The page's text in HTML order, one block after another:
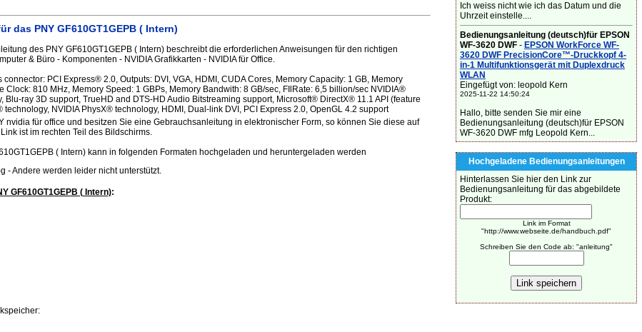
das PNY GF610GT1GEPB ( Intern)
des PNY GF610GT1GEPB ( Intern) beschreibt die erforderlichen Anweisungen für den richtigen
& Büro - Komponenten - NVIDIA Grafikkarten - NVIDIA für Office.
connector: PCI Express® 2.0, Outputs: DVI, VGA, HDMI, CUDA Cores, Memory Capacity: 1 GB, Memory
Clock: 810 MHz, Memory Speed: 1 GBPs, Memory Bandwith: 8 GB/sec, FIlRate: 6,5 billion/sec NVIDIA®
Blu-ray 3D support, TrueHD and DTS-HD Audio Bitstreaming support, Microsoft® DirectX® 11.1 API (feature
technology, NVIDIA PhysX® technology, HDMI, Dual-link DVI, PCI Express 2.0, OpenGL 4.2 support
nvidia für office und besitzen Sie eine Gebrauchsanleitung in elektronischer Form, so können Sie diese auf
ist im rechten Teil des Bildschirms.
( Intern) kann in folgenden Formaten hochgeladen und heruntergeladen werden
- Andere werden leider nicht unterstützt.
GF610GT1GEPB ( Intern):
Ich weiss nicht wie ich das Datum und die
Uhrzeit einstelle....
Bedienungsanleitung (deutsch)für EPSON
WF-3620 DWF - EPSON WorkForce WF-
3620 DWF PrecisionCore™-Druckkopf 4-
in-1 Multifunktionsgerät mit Duplexdruck
WLAN
Eingefügt von: leopold Kern
2025-11-22 14:50:24
Hallo, bitte senden Sie mir eine
Bedienungsanleitung (deutsch)für EPSON
WF-3620 DWF mfg Leopold Kern...
Hochgeladene Bedienungsanleitungen
Hinterlassen Sie hier den Link zur
Bedienungsanleitung für das abgebildete
Produkt:
Link im Format
"http://www.webseite.de/handbuch.pdf"
Schreiben Sie den Code ab: "anleitung"